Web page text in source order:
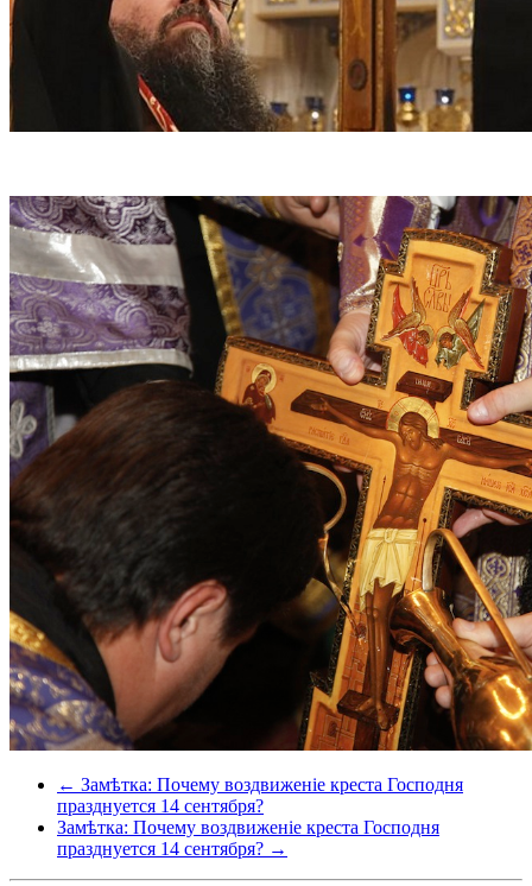
← Замѣтка: Почему воздвиженіе креста Господня
празднуется 14 сентября?
Замѣтка: Почему воздвиженіе креста Господня
празднуется 14 сентября? →